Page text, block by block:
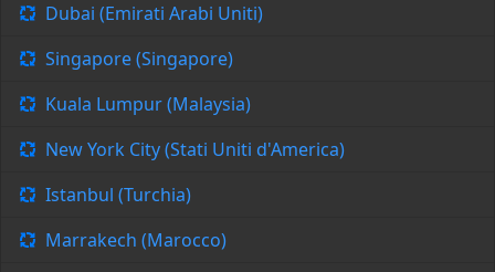
Dubai (Emirati Arabi Uniti)
Singapore (Singapore)
Kuala Lumpur (Malaysia)
New York City (Stati Uniti d'America)
Istanbul (Turchia)
Marrakech (Marocco)